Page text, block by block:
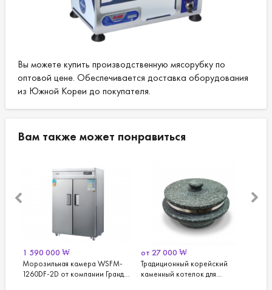
Вы можете купить производственную мясорубку по
оптовой цене. Обеспечивается доставка оборудования
из Южной Кореи до покупателя.
Вам также может понравиться
₩
камера WSFM-
2D от компании Гранд
₩
Традиционный корейский
каменный котелок для
8100 от Гранд